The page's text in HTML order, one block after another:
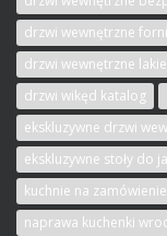
drzwi wewnętrzne
drzwi wewnętrzne
drzwi wikęd katalog
ekskluzywne drzwi
ekskluzywne stoły do
kuchnie na
naprawa kuchenki